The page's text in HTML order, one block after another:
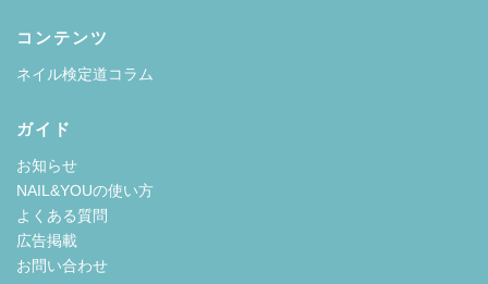
コンテンツ
ネイル検定道コラム
ガイド
お知らせ
NAIL&YOUの使い方
よくある質問
広告掲載
お問い合わせ